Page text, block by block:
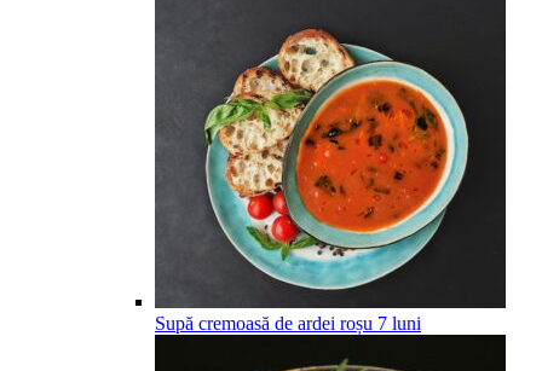
Supă cremoasă de ardei roșu 7 luni